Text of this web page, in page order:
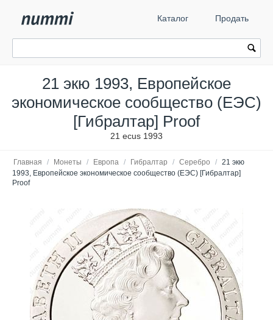
Каталог Продать
21 экю 1993, Европейское
экономическое сообщество (ЕЭС)
[Гибралтар] Proof
21 ecus 1993
Главная / Монеты / Европа / Гибралтар / Серебро / 21 экю
1993, Европейское экономическое сообщество (ЕЭС) [Гибралтар]
Proof